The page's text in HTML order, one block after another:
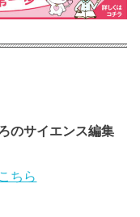
のサイエンス編集
こちら